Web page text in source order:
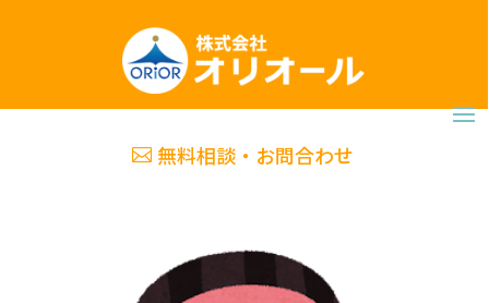
無料相談・お問合わせ